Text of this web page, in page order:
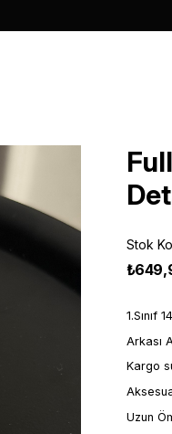
Stok
1.Sınıf
Arkası
Kargo
Uzun